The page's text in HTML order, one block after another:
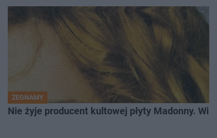
ŻEGNAMY
Nie żyje producent kultowej płyty Madonny.